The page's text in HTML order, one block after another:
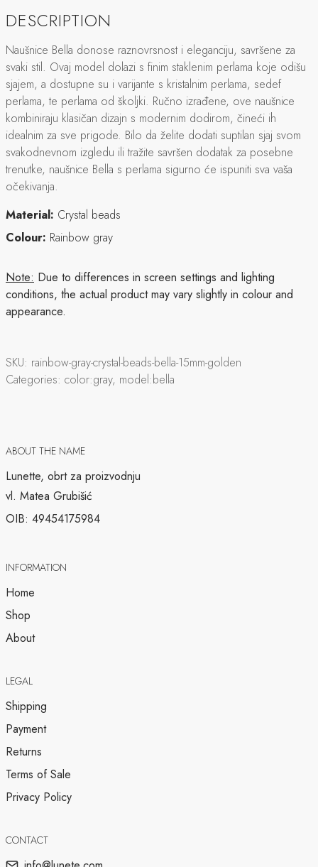
DESCRIPTION
Naušnice Bella donose raznovrsnost i eleganciju, savršene za
svaki stil. Ovaj model dolazi s finim staklenim perlama koje odišu
sjajem, a dostupne su i varijante s kristalnim perlama, sedef
perlama, te perlama od školjki. Ručno izrađene, ove naušnice
kombiniraju klasičan dizajn s modernim dodirom, čineći ih
idealnim za sve prigode. Bilo da želite dodati suptilan sjaj svom
svakodnevnom izgledu ili tražite savršen dodatak za posebne
trenutke, naušnice Bella s perlama sigurno će ispuniti sva vaša
očekivanja.
Material: Crystal beads
Colour: Rainbow gray
Note: Due to differences in screen settings and lighting
conditions, the actual product may vary slightly in colour and
appearance.
SKU: rainbow-gray-crystal-beads-bella-15mm-golden
Categories: color:gray, model:bella
ABOUT THE NAME
Lunette, obrt za proizvodnju
vl. Matea Grubišić
OIB: 49454175984
INFORMATION
Home
Shop
About
LEGAL
Shipping
Payment
Returns
Terms of Sale
Privacy Policy
CONTACT